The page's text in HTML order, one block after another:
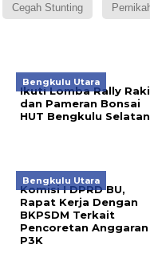
Cegah Stunting
Bengkulu Utara
Ikuti Lomba Rally
dan Pameran Bonsai
HUT Bengkulu Selatan
Bengkulu Utara
Komisi I DPRD BU,
Rapat Kerja Dengan
BKPSDM Terkait
Pencoretan Anggaran
P3K